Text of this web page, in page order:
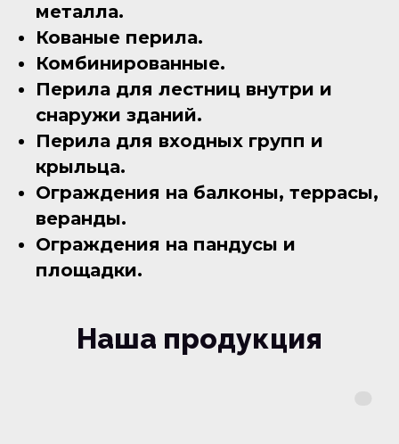
металла.
Кованые перила.
Комбинированные.
Перила для лестниц внутри и
снаружи зданий.
Перила для входных групп и
крыльца.
Ограждения на балконы, террасы,
веранды.
Ограждения на пандусы и
площадки.
Наша продукция